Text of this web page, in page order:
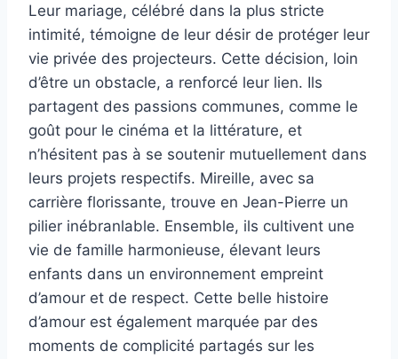
Leur mariage, célébré dans la plus stricte
intimité, témoigne de leur désir de protéger leur
vie privée des projecteurs. Cette décision, loin
d’être un obstacle, a renforcé leur lien. Ils
partagent des passions communes, comme le
goût pour le cinéma et la littérature, et
n’hésitent pas à se soutenir mutuellement dans
leurs projets respectifs. Mireille, avec sa
carrière florissante, trouve en Jean-Pierre un
pilier inébranlable. Ensemble, ils cultivent une
vie de famille harmonieuse, élevant leurs
enfants dans un environnement empreint
d’amour et de respect. Cette belle histoire
d’amour est également marquée par des
moments de complicité partagés sur les